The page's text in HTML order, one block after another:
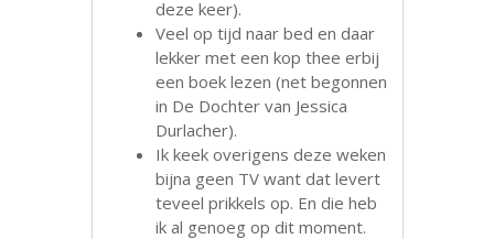
deze keer).
Veel op tijd naar bed en daar
lekker met een kop thee erbij
een boek lezen (net begonnen
in De Dochter van Jessica
Durlacher).
Ik keek overigens deze weken
bijna geen TV want dat levert
teveel prikkels op. En die heb
ik al genoeg op dit moment.